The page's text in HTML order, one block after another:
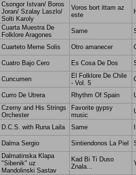
Csongor Istvan/ Boros
Joran/ Szalay Laszlo/
Solti Karoly
Voros bort ittam az
este
Cuarta Muestra De
Folklore Aragones
Same
Cuarteto Meme Solis Otro amanecer
Cuatro Bajo Cero Es Cosa De Dos
Cuncumen
El Folklore De Chile
- Vol. 5
Curro De Utrera Rhythm Of Spain
Czerny and His Strings
Orchester
Favorite gypsy
music
D.C.S. with Runa Laila Same
Dalma Sergio Sintiendonos La Piel
Dalmatinska Klapa
"Sibenik" uz
Mandolinski Sastav
Kad Bi Ti Duso
Znala...